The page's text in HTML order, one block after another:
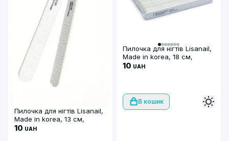
Пилочка для нігтів Lisanail,
Made in korea, 13 см,
100/180
10 UAH
Пилочка для нігтів Lisanail,
Made in korea, 18 см,
180/240
10 UAH
В кошик